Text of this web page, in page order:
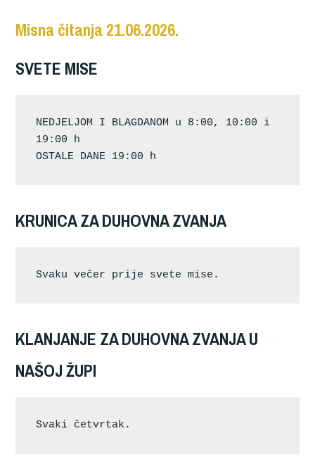
Misna čitanja 21.06.2026.
SVETE MISE
NEDJELJOM I BLAGDANOM u 8:00, 10:00 i
19:00 h
OSTALE DANE 19:00 h
KRUNICA ZA DUHOVNA ZVANJA
Svaku večer prije svete mise.
KLANJANJE ZA DUHOVNA ZVANJA U
NAŠOJ ŽUPI
Svaki četvrtak.